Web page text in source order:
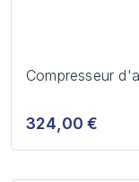
Compresseur
324,00 €